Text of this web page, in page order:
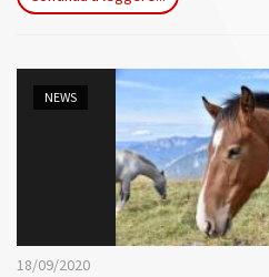
rientrano nel prelievo
conversione in legge del Decreto
NEWS
18/09/2020